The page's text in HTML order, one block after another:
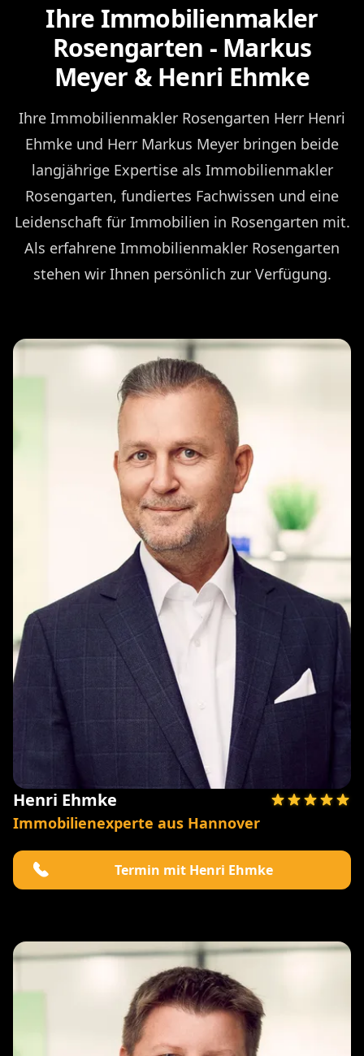
Ihre Immobilienmakler
Rosengarten - Markus
Meyer & Henri Ehmke
Ihre Immobilienmakler Rosengarten Herr Henri
Ehmke und Herr Markus Meyer bringen beide
langjährige Expertise als Immobilienmakler
Rosengarten, fundiertes Fachwissen und eine
Leidenschaft für Immobilien in Rosengarten mit.
Als erfahrene Immobilienmakler Rosengarten
stehen wir Ihnen persönlich zur Verfügung.
Henri Ehmke
Immobilienexperte aus Hannover
Termin mit Henri Ehmke